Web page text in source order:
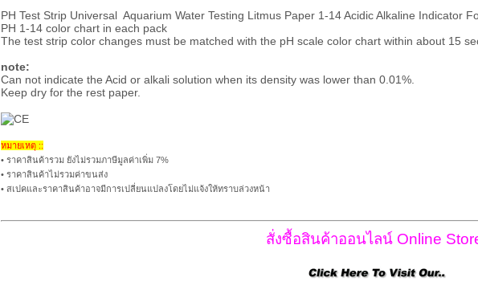
PH Test Strip Universal Aquarium Water Testing Litmus Paper 1-14 Acidic Alkaline Indicator
PH 1-14 color chart in each pack
The test strip color changes must be matched with the pH scale color chart within about 15
note:
Can not indicate the Acid or alkali solution when its density was lower than 0.01%.
Keep dry for the rest paper.
หมายเหตุ ::
• ราคาสินค้ารวม ยังไม่รวมภาษีมูลค่าเพิ่ม 7%
• ราคาสินค้าไม่รวมค่าขนส่ง
• สเปคและราคาสินค้าอาจมีการเปลี่ยนแปลงโดยไม่แจ้งให้ทราบล่วงหน้า
สั่งซื้อสินค้าออนไลน์ Online